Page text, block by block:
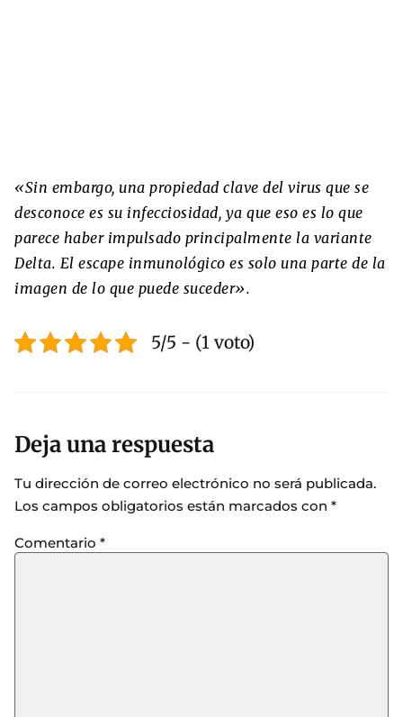
«Sin embargo, una propiedad clave del virus que se
desconoce es su infecciosidad, ya que eso es lo que
parece haber impulsado principalmente la variante
Delta. El escape inmunológico es solo una parte de la
imagen de lo que puede suceder».
5/5 - (1 voto)
Deja una respuesta
Tu dirección de correo electrónico no será publicada.
Los campos obligatorios están marcados con *
Comentario *